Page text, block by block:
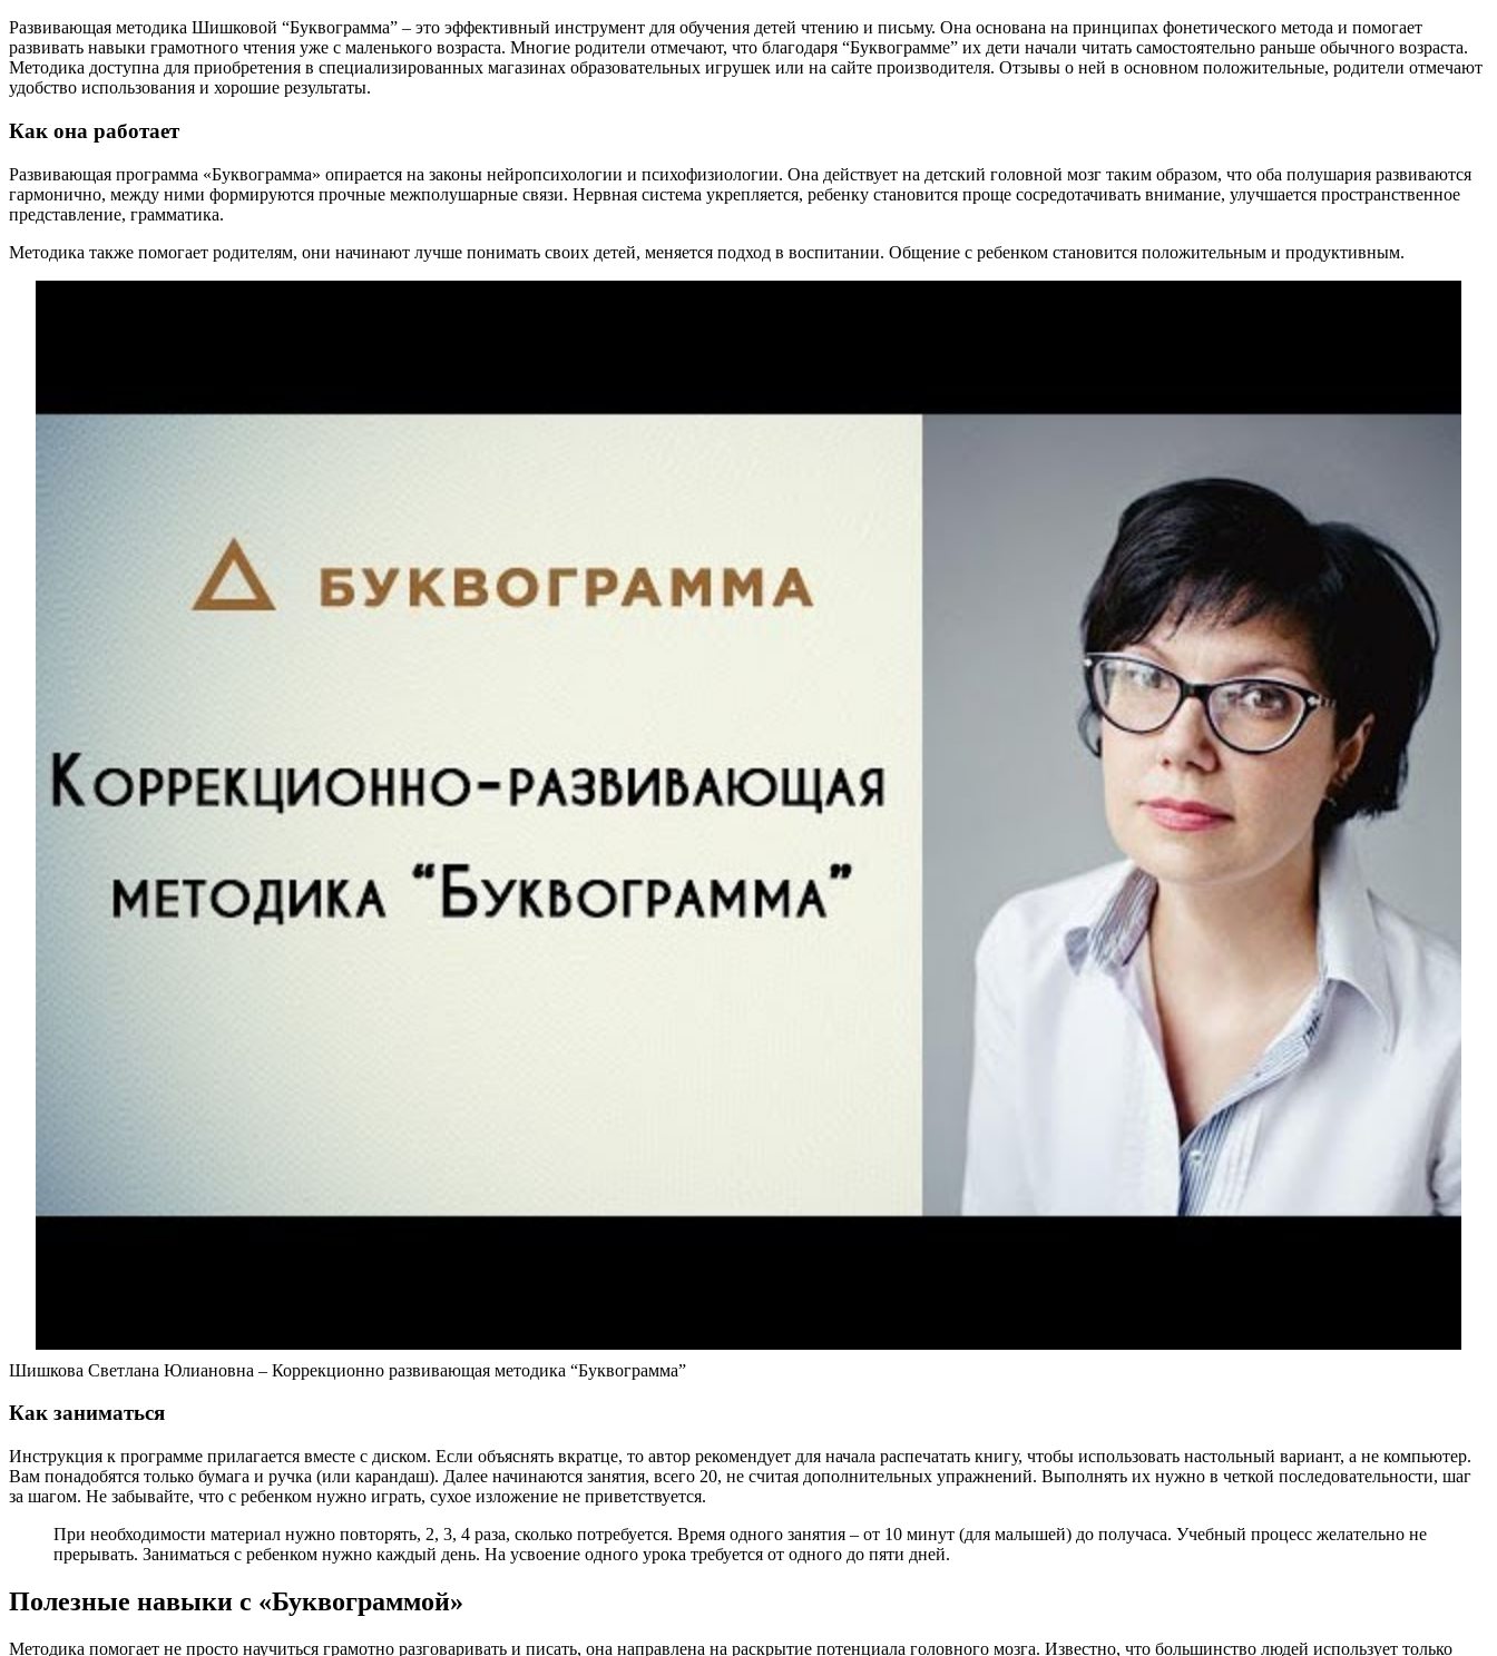
Развивающая методика Шишковой “Буквограмма” – это эффективный инструмент для обучения детей чтению и письму. Она основана на принципах фонетического метода и помогает
развивать навыки грамотного чтения уже с маленького возраста. Многие родители отмечают, что благодаря “Буквограмме” их дети начали читать самостоятельно раньше обычного возраста.
Методика доступна для приобретения в специализированных магазинах образовательных игрушек или на сайте производителя. Отзывы о ней в основном положительные, родители отмечают
удобство использования и хорошие результаты.
Как она работает
Развивающая программа «Буквограмма» опирается на законы нейропсихологии и психофизиологии. Она действует на детский головной мозг таким образом, что оба полушария развиваются
гармонично, между ними формируются прочные межполушарные связи. Нервная система укрепляется, ребенку становится проще сосредотачивать внимание, улучшается пространственное
представление, грамматика.
Методика также помогает родителям, они начинают лучше понимать своих детей, меняется подход в воспитании. Общение с ребенком становится положительным и продуктивным.
Шишкова Светлана Юлиановна – Коррекционно развивающая методика “Буквограмма”
Как заниматься
Инструкция к программе прилагается вместе с диском. Если объяснять вкратце, то автор рекомендует для начала распечатать книгу, чтобы использовать настольный вариант, а не компьютер.
Вам понадобятся только бумага и ручка (или карандаш). Далее начинаются занятия, всего 20, не считая дополнительных упражнений. Выполнять их нужно в четкой последовательности, шаг
за шагом. Не забывайте, что с ребенком нужно играть, сухое изложение не приветствуется.
При необходимости материал нужно повторять, 2, 3, 4 раза, сколько потребуется. Время одного занятия – от 10 минут (для малышей) до получаса. Учебный процесс желательно не
прерывать. Заниматься с ребенком нужно каждый день. На усвоение одного урока требуется от одного до пяти дней.
Полезные навыки с «Буквограммой»
Методика помогает не просто научиться грамотно разговаривать и писать, она направлена на раскрытие потенциала головного мозга. Известно, что большинство людей использует только